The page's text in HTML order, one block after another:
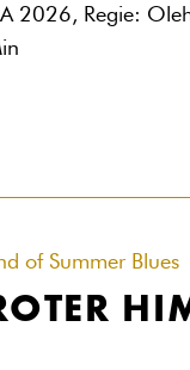
2026, Regie:
of Summer Blues